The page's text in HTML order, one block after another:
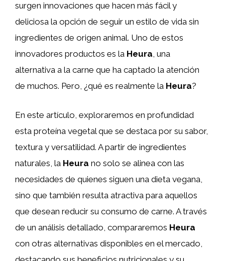
surgen innovaciones que hacen más fácil y
deliciosa la opción de seguir un estilo de vida sin
ingredientes de origen animal. Uno de estos
innovadores productos es la Heura, una
alternativa a la carne que ha captado la atención
de muchos. Pero, ¿qué es realmente la Heura?
En este artículo, exploraremos en profundidad
esta proteína vegetal que se destaca por su sabor,
textura y versatilidad. A partir de ingredientes
naturales, la Heura no solo se alinea con las
necesidades de quienes siguen una dieta vegana,
sino que también resulta atractiva para aquellos
que desean reducir su consumo de carne. A través
de un análisis detallado, compararemos Heura
con otras alternativas disponibles en el mercado,